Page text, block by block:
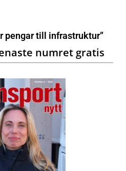
pengar till infrastruktur”
numret gratis